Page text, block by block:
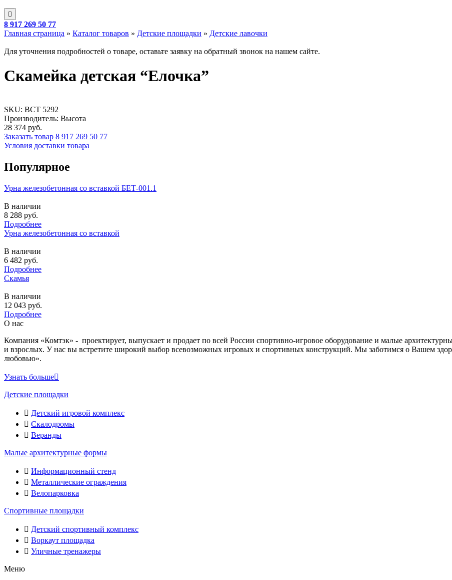
8 917 269 50 77
Главная страница » Каталог товаров » Детские площадки » Детские лавочки
Для уточнения подробностей о товаре, оставьте заявку на обратный звонок на нашем сайте.
Скамейка детская “Елочка”
SKU: ВСТ 5292
Производитель: Высота
28 374 руб.
Заказать товар 8 917 269 50 77
Условия доставки товара
Популярное
Урна железобетонная со вставкой БЕТ-001.1
В наличии
8 288 руб.
Подробнее
Урна железобетонная со вставкой
В наличии
6 482 руб.
Подробнее
Скамья
В наличии
12 043 руб.
Подробнее
О нас
Компания «Комтэк» - проектирует, выпускает и продает по всей России спортивно-игровое оборудование и малые
и взрослых. У нас вы встретите широкий выбор всевозможных игровых и спортивных конструкций. Мы заботимся о Вашем
любовью».
Узнать больше
Детские площадки
Детский игровой комплекс
Скалодромы
Веранды
Малые архитектурные формы
Информационный стенд
Металлические ограждения
Велопарковка
Спортивные площадки
Детский спортивный комплекс
Воркаут площадка
Уличные тренажеры
Меню